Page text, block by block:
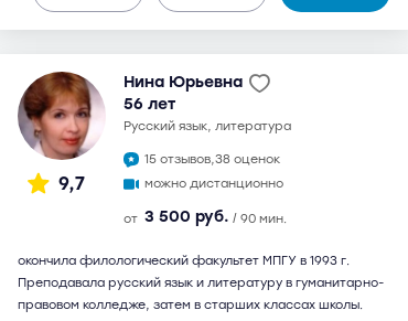
9,7
Нина Юрьевна
56 лет
русский язык, литература
15 отзывов,38 оценок
можно дистанционно
от 3 500 руб. / 90 мин.
окончила филологический факультет МПГУ в 1993 г.
Преподавала русский язык и литературу в гуманитарно-
правовом колледже, затем в старших классах школы.